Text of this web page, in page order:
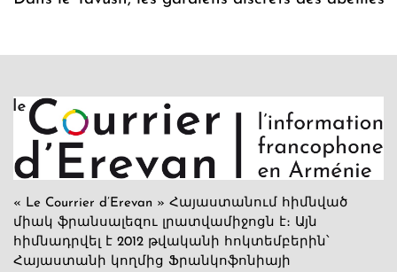
« Le Courrier d’Erevan » Հայաստանում հիմնված
միակ ֆրանսալեզու լրատվամիջոցն է։ Այն
հիմնադրվել է 2012 թվականի հոկտեմբերին՝
Հայաստանի կողմից Ֆրանկոֆոնիայի